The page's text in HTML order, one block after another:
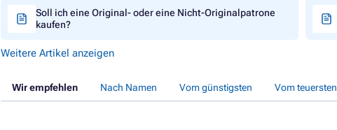
Soll ich eine Original- oder eine Nicht-Originalpatrone
kaufen?
Weitere Artikel anzeigen
Wir empfehlen Nach Namen Vom günstigsten Vom teuersten